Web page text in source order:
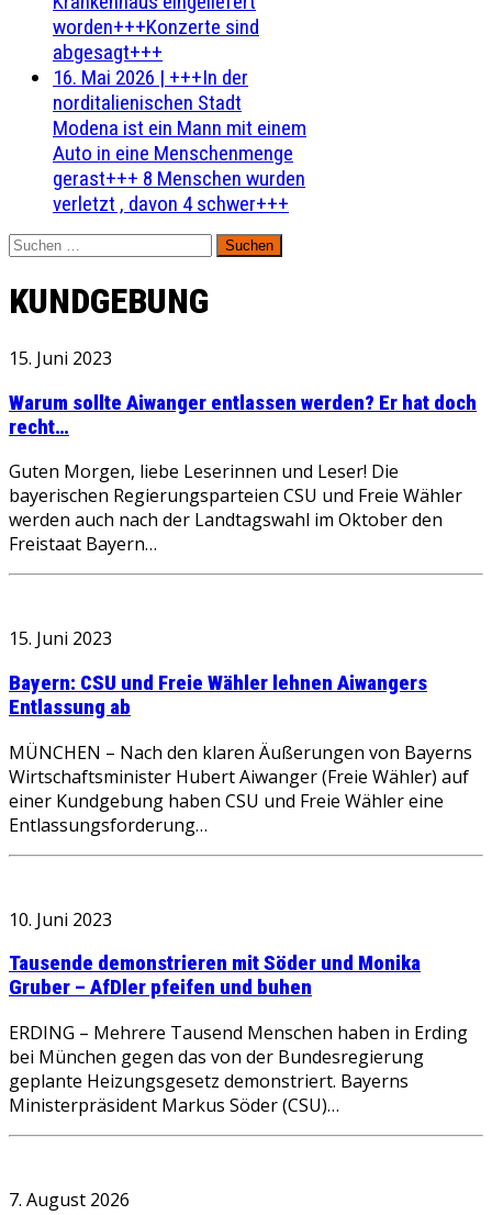
worden+++Konzerte sind
abgesagt+++
16. Mai 2026 | +++In der
norditalienischen Stadt
Modena ist ein Mann mit einem
Auto in eine Menschenmenge
gerast+++ 8 Menschen wurden
verletzt , davon 4 schwer+++
Suchen
nach:
KUNDGEBUNG
15. Juni 2023
Warum sollte Aiwanger entlassen werden? Er hat doch
recht…
Guten Morgen, liebe Leserinnen und Leser! Die
bayerischen Regierungsparteien CSU und Freie Wähler
werden auch nach der Landtagswahl im Oktober den
Freistaat Bayern…
15. Juni 2023
Bayern: CSU und Freie Wähler lehnen Aiwangers
Entlassung ab
MÜNCHEN – Nach den klaren Äußerungen von Bayerns
Wirtschaftsminister Hubert Aiwanger (Freie Wähler) auf
einer Kundgebung haben CSU und Freie Wähler eine
Entlassungsforderung…
10. Juni 2023
Tausende demonstrieren mit Söder und Monika
Gruber – AfDler pfeifen und buhen
ERDING – Mehrere Tausend Menschen haben in Erding
bei München gegen das von der Bundesregierung
geplante Heizungsgesetz demonstriert. Bayerns
Ministerpräsident Markus Söder (CSU)…
7. August 2026